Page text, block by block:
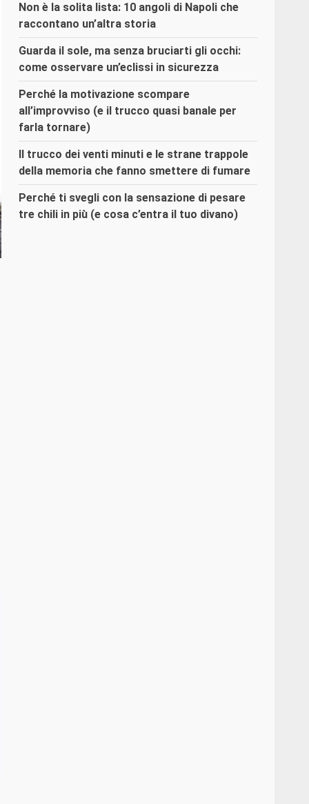
Non è la solita lista: 10 angoli di Napoli che
raccontano un’altra storia
Guarda il sole, ma senza bruciarti gli occhi:
come osservare un’eclissi in sicurezza
Perché la motivazione scompare
all’improvviso (e il trucco quasi banale per
farla tornare)
Il trucco dei venti minuti e le strane trappole
della memoria che fanno smettere di fumare
Perché ti svegli con la sensazione di pesare
tre chili in più (e cosa c’entra il tuo divano)